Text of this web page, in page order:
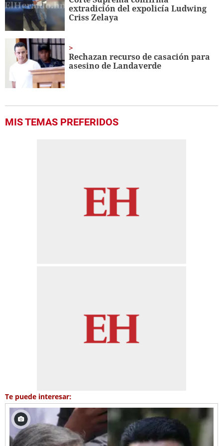
extradición del expolicía Ludwing
Criss Zelaya
Rechazan recurso de casación para
asesino de Landaverde
MIS TEMAS PREFERIDOS
Te puede interesar: